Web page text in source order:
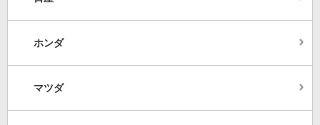
ホンダ
マツダ